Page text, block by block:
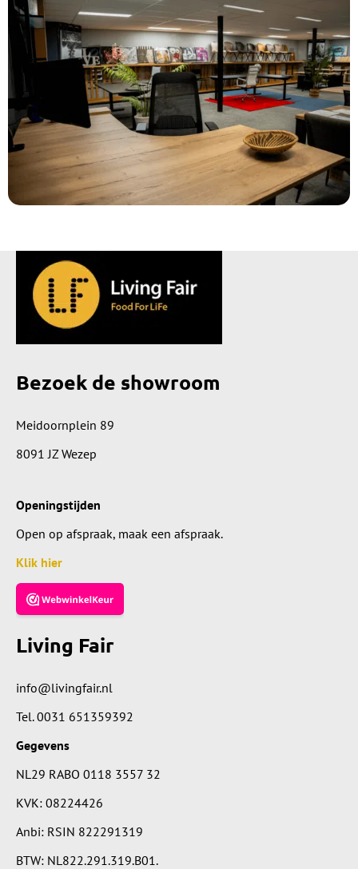
Bezoek de showroom
Meidoornplein 89
8091 JZ Wezep
Openingstijden
Open op afspraak, maak een afspraak.
Klik hier
Living Fair
info@livingfair.nl
Tel.0031 651359392
Gegevens
NL29 RABO 0118 3557 32
KVK: 08224426
Anbi: RSIN 822291319
BTW: NL822.291.319.B01.